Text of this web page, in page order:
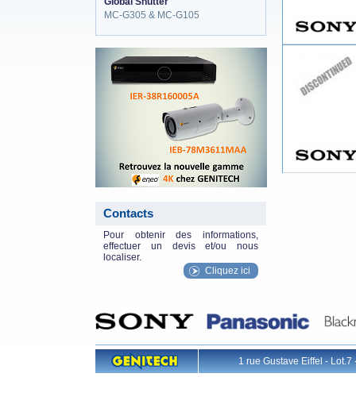
MC-G305 & MC-G105
Contacts
Pour obtenir des informations,
effectuer un devis et/ou nous
localiser.
Cliquez ici
1 rue Gustave Eiffel -